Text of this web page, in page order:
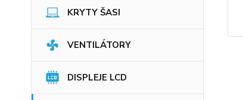
KRYTY ŠASI
VENTILÁTORY
DISPLEJE LCD